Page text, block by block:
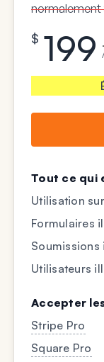
normalement
$ 199
Tout ce qui
Utilisation
Formulaires
Soumissions
Utilisateurs
Accepter
Stripe Pro
Square Pro